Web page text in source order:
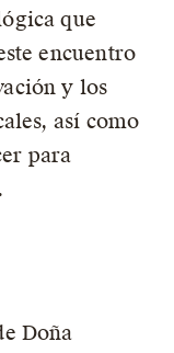
que
encuentro
y los
así como
para
Doña